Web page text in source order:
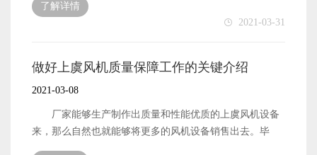
与自身的质量和性能有关之外，还有便是与厂家为产品制
定的出售价格高低有关的。产品的出售价格是否合理，对
产品的出售价格制定工作，确保能够为风机设备制定一个
合理的出售价格。 以上便是与蒸发冷风机设备的销量
有比较大关系的一些因素了。
够拥有不错的性能，是否拥有一个合理的出售价格等等。
风机设备的性能好不好，对风机设备的销量影响很大。那
本文就来简单地介绍一下。 蒸发冷风机设备的性能想
障工作的。厂家生产制作的设备性能是受到原材料的性能
影响的。也就是说，厂家能够拥性能优质的原材料之后，
也就有能够有更大的机会生产制作出优质的风机设备来
了解详情
2021-03-31
做好上虞风机质量保障工作的关键介绍
2021-03-08
厂家能够生产制作出质量和性能优质的上虞风机设备
来，那么自然也就能够将更多的风机设备销售出去。毕
竟，质量性能优质的产品设备，才能在销售市场中占据有